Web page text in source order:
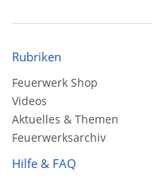
Rubriken
Feuerwerk Shop
Videos
Aktuelles & Themen
Feuerwerksarchiv
Hilfe & FAQ